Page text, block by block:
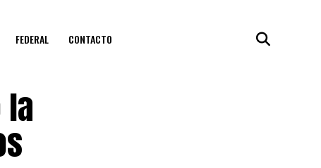
FEDERAL CONTACTO